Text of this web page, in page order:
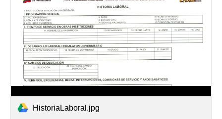
HistoriaLaboral.jpg